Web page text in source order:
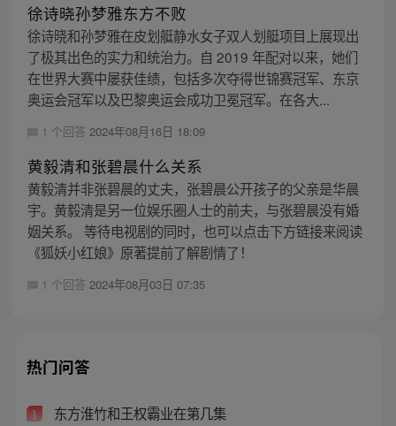
徐诗晓孙梦雅东方不败
徐诗晓和孙梦雅在皮划艇静水女子双人划艇项目上展现出
了极其出色的实力和统治力。自 2019 年配对以来，她们
在世界大赛中屡获佳绩，包括多次夺得世锦赛冠军、东京
奥运会冠军以及巴黎奥运会成功卫冕冠军。在各大...
1 个回答 2024年08月16日 18:09
黄毅清和张碧晨什么关系
黄毅清并非张碧晨的丈夫，张碧晨公开孩子的父亲是华晨
宇。黄毅清是另一位娱乐圈人士的前夫，与张碧晨没有婚
姻关系。 等待电视剧的同时，也可以点击下方链接来阅读
《狐妖小红娘》原著提前了解剧情了！
1 个回答 2024年08月03日 07:35
热门问答
1 东方淮竹和王权霸业在第几集